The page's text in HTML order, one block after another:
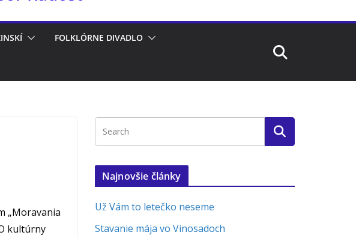
FOLKLÓRNE DIVADLO
„Moravania
kultúrny
Najnovšie články
Už Vám to letečko neseme
Stavanie mája vo Vinosadoch